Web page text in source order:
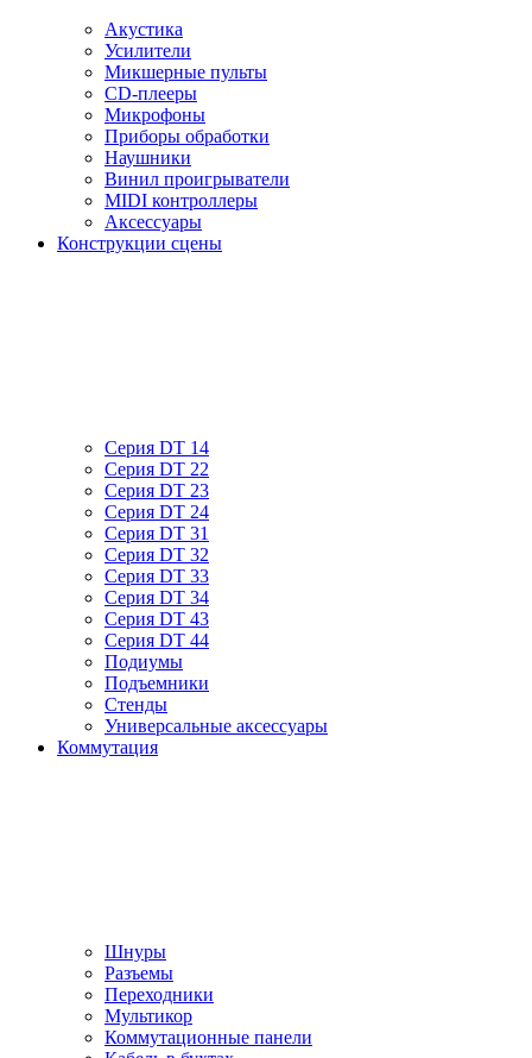
Акустика
Усилители
Микшерные пульты
CD-плееры
Микрофоны
Приборы обработки
Наушники
Винил проигрыватели
MIDI контроллеры
Аксессуары
Конструкции сцены
Серия DT 14
Серия DT 22
Серия DT 23
Серия DT 24
Серия DT 31
Серия DT 32
Серия DT 33
Серия DT 34
Серия DT 43
Серия DT 44
Подиумы
Подъемники
Стенды
Универсальные аксессуары
Коммутация
Шнуры
Разъемы
Переходники
Мультикор
Коммутационные панели